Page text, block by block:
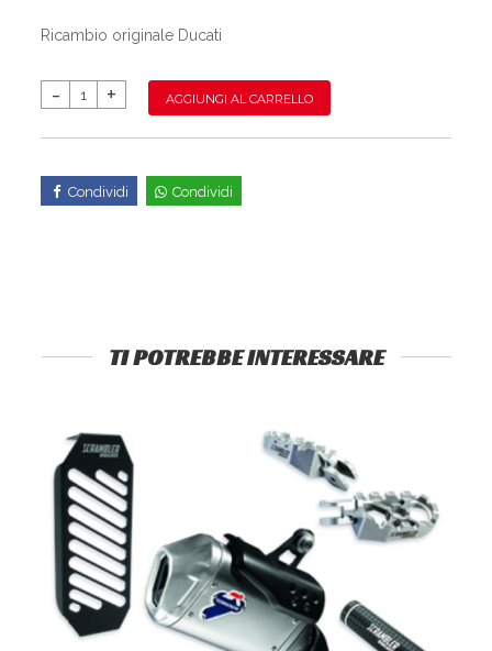
Ricambio originale Ducati
AGGIUNGI AL CARRELLO
Condividi Condividi
TI POTREBBE INTERESSARE